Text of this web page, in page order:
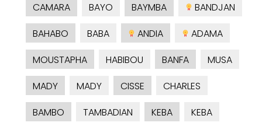
CAMARA
BAYO BAYMBA
BANDJAN
BAHABO
BABA ANDIA
ADAMA
MOUSTAPHA
HABIBOU BANFA
MUSA
MADY
MADY CISSE
CHARLES
BAMBO
TAMBADIAN KEBA
KEBA